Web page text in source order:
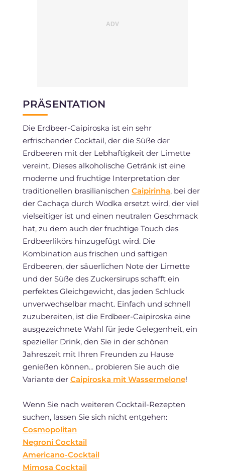
PRÄSENTATION
Die Erdbeer-Caipiroska ist ein sehr
erfrischender Cocktail, der die Süße der
Erdbeeren mit der Lebhaftigkeit der Limette
vereint. Dieses alkoholische Getränk ist eine
moderne und fruchtige Interpretation der
traditionellen brasilianischen Caipirinha, bei der
der Cachaça durch Wodka ersetzt wird, der viel
vielseitiger ist und einen neutralen Geschmack
hat, zu dem auch der fruchtige Touch des
Erdbeerlikörs hinzugefügt wird. Die
Kombination aus frischen und saftigen
Erdbeeren, der säuerlichen Note der Limette
und der Süße des Zuckersirups schafft ein
perfektes Gleichgewicht, das jeden Schluck
unverwechselbar macht. Einfach und schnell
zuzubereiten, ist die Erdbeer-Caipiroska eine
ausgezeichnete Wahl für jede Gelegenheit, ein
spezieller Drink, den Sie in der schönen
Jahreszeit mit Ihren Freunden zu Hause
genießen können... probieren Sie auch die
Variante der Caipiroska mit Wassermelone!
Wenn Sie nach weiteren Cocktail-Rezepten
suchen, lassen Sie sich nicht entgehen:
Cosmopolitan
Negroni Cocktail
Americano-Cocktail
Mimosa Cocktail